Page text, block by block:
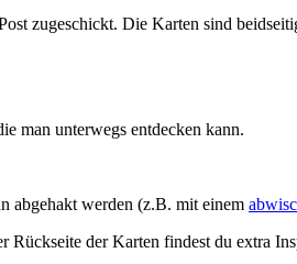
zugeschickt. Die Karten sind
man unterwegs entdecken kann.
abgehakt werden (z.B. mit einem
Rückseite der Karten findest du extra